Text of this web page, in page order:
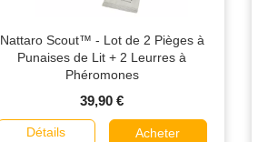
Nattaro Scout™ - Lot de 2 Pièges à
Punaises de Lit + 2 Leurres à
Phéromones
39,90 €
Détails Acheter